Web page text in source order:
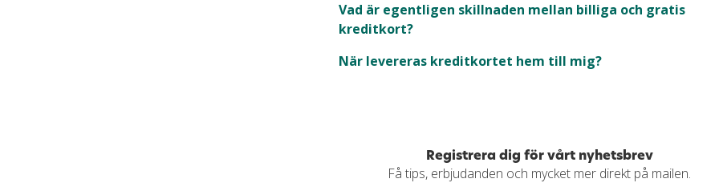
Vad är egentligen skillnaden mellan billiga och gratis
kreditkort?
När levereras kreditkortet hem till mig?
Registrera dig för vårt nyhetsbrev
Få tips, erbjudanden och mycket mer direkt på mailen.